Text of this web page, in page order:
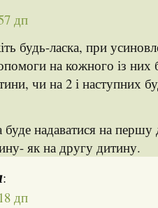
дп
будь-ласка, при
на кожного із них
чи на 2 і наступних
надаватися на першу
як на другу дитину.
:
дп